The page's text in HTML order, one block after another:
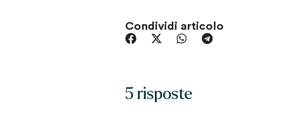
Condividi articolo
5 risposte